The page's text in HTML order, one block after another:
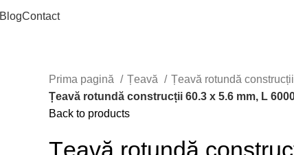
BlogContact
Prima pagină Țeavă
Țeavă rotundă construcții
Țeavă rotundă construcții 60.3 x 5.6 mm, L
Back to products
Țeavă rotundă